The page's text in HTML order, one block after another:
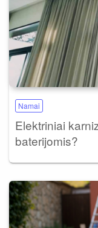
Namai
Elektriniai
baterijomis?